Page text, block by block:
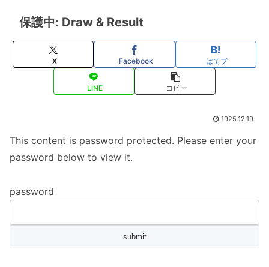
保護中: Draw & Result
X Facebook はてブ
LINE コピー
1925.12.19
This content is password protected. Please enter your
password below to view it.
password